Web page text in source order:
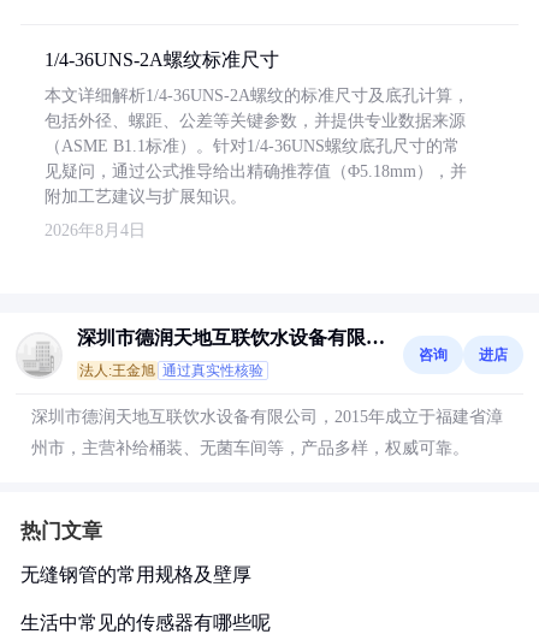
1/4-36UNS-2A螺纹标准尺寸
本文详细解析1/4-36UNS-2A螺纹的标准尺寸及底孔计算，
包括外径、螺距、公差等关键参数，并提供专业数据来源
（ASME B1.1标准）。针对1/4-36UNS螺纹底孔尺寸的常
见疑问，通过公式推导给出精确推荐值（Φ5.18mm），并
附加工艺建议与扩展知识。
2026年8月4日
深圳市德润天地互联饮水设备有限公
司
法人:王金旭 通过真实性核验
咨询 进店
深圳市德润天地互联饮水设备有限公司，2015年成立于福建省漳
州市，主营补给桶装、无菌车间等，产品多样，权威可靠。
热门文章
无缝钢管的常用规格及壁厚
生活中常见的传感器有哪些呢